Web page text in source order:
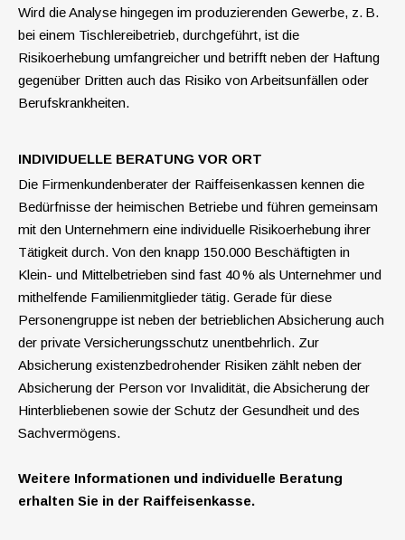
Wird die Analyse hingegen im produzierenden Gewerbe, z. B.
bei einem Tischlerei­betrieb, durchgeführt, ist die
Risikoerhebung umfang­reicher und betrifft neben der Haftung
gegenüber Dritten auch das Risiko von Arbeitsunfällen oder
Berufskrankheiten.
INDIVIDUELLE BERATUNG VOR ORT
Die Firmenkundenberater der Raiffeisenkassen kennen die
Bedürfnisse der heimischen Betriebe und führen gemeinsam
mit den Unternehmern eine individuelle Risikoerhebung ihrer
Tätigkeit durch. Von den knapp 150.000 Beschäftigten in
Klein- und Mittelbetrieben sind fast 40 % als Unternehmer und
mithelfende Familienmit­glieder tätig. Gerade für diese
Personengruppe ist neben der betrieblichen Absicherung auch
der private Versicherungsschutz unentbehrlich. Zur
Absicherung existenzbedrohender Risiken zählt neben der
Absicherung der Person vor Invalidität, die Absicherung der
Hinterbliebenen sowie der Schutz der Gesundheit und des
Sachvermögens.
Weitere Informationen und individuelle Beratung
erhalten Sie in der Raiffeisenkasse.